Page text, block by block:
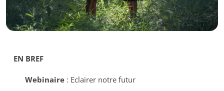
EN BREF
Webinaire: Eclairer notre futur